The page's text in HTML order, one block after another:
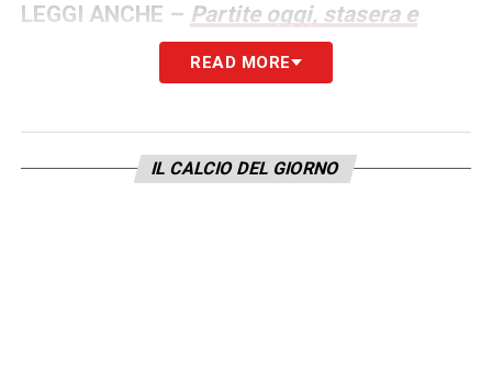
LEGGI ANCHE – Partite oggi, stasera e
domani: guida alla Diretta TV
READ MORE
IL CALCIO DEL GIORNO